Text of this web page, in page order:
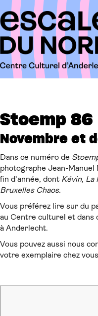
Stoemp 86
Novembre et
Dans ce numéro de
photographe Jean-
fin d’année, dont Kévin, La
Bruxelles Chaos.
Vous préférez lire sur du
au Centre culturel et dans
à Anderlecht.
Vous pouvez aussi nous
votre exemplaire chez